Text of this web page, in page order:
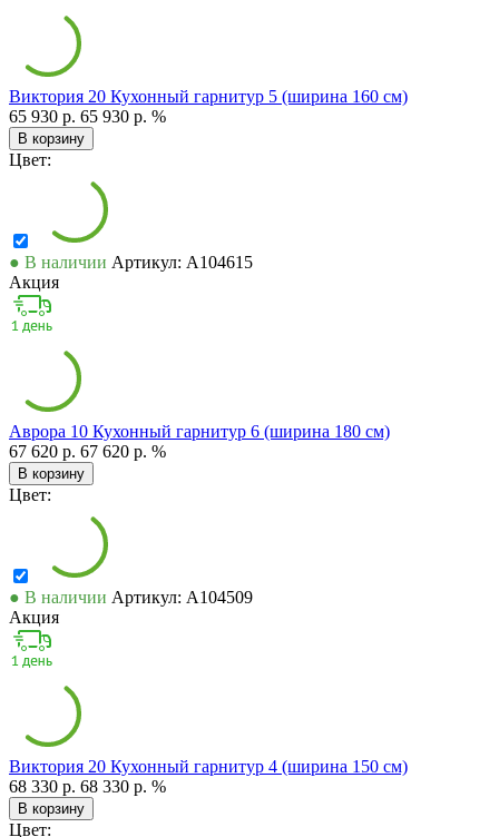
Виктория 20 Кухонный гарнитур 5 (ширина 160 см)
65 930 р. 65 930 р. %
В корзину
Цвет:
● В наличии Артикул: А104615
Акция
Аврора 10 Кухонный гарнитур 6 (ширина 180 см)
67 620 р. 67 620 р. %
В корзину
Цвет:
● В наличии Артикул: А104509
Акция
Виктория 20 Кухонный гарнитур 4 (ширина 150 см)
68 330 р. 68 330 р. %
В корзину
Цвет: